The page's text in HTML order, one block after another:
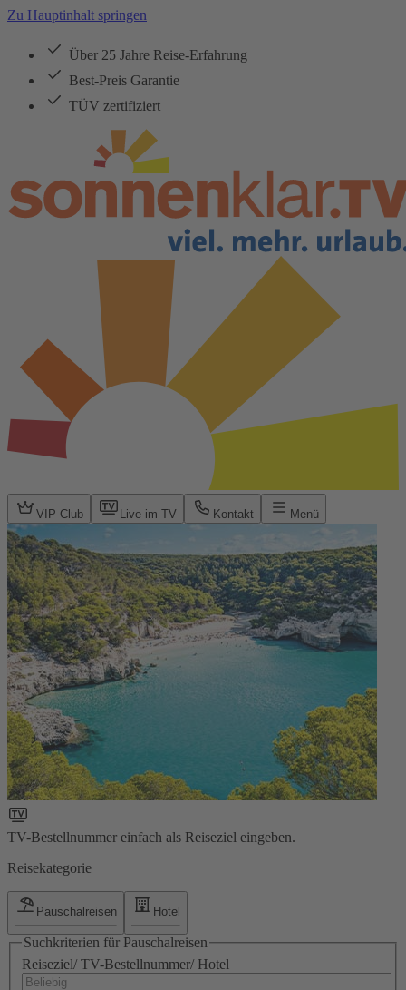
Zu Hauptinhalt springen
Über 25 Jahre Reise-Erfahrung
Best-Preis Garantie
TÜV zertifiziert
VIP Club Live im TV Kontakt Menü
TV-Bestellnummer einfach als Reiseziel eingeben.
Reisekategorie
Pauschalreisen Hotel
Suchkriterien für Pauschalreisen
Reiseziel/ TV-Bestellnummer/ Hotel